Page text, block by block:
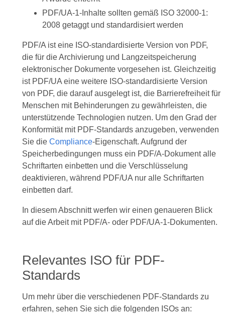
PDF/UA-1-Inhalte sollten gemäß ISO 32000-1:
2008 getaggt und standardisiert werden
PDF/A ist eine ISO-standardisierte Version von PDF,
die für die Archivierung und Langzeitspeicherung
elektronischer Dokumente vorgesehen ist. Gleichzeitig
ist PDF/UA eine weitere ISO-standardisierte Version
von PDF, die darauf ausgelegt ist, die Barrierefreiheit für
Menschen mit Behinderungen zu gewährleisten, die
unterstützende Technologien nutzen. Um den Grad der
Konformität mit PDF-Standards anzugeben, verwenden
Sie die Compliance-Eigenschaft. Aufgrund der
Speicherbedingungen muss ein PDF/A-Dokument alle
Schriftarten einbetten und die Verschlüsselung
deaktivieren, während PDF/UA nur alle Schriftarten
einbetten darf.
In diesem Abschnitt werfen wir einen genaueren Blick
auf die Arbeit mit PDF/A- oder PDF/UA-1-Dokumenten.
Relevantes ISO für PDF-
Standards
Um mehr über die verschiedenen PDF-Standards zu
erfahren, sehen Sie sich die folgenden ISOs an: